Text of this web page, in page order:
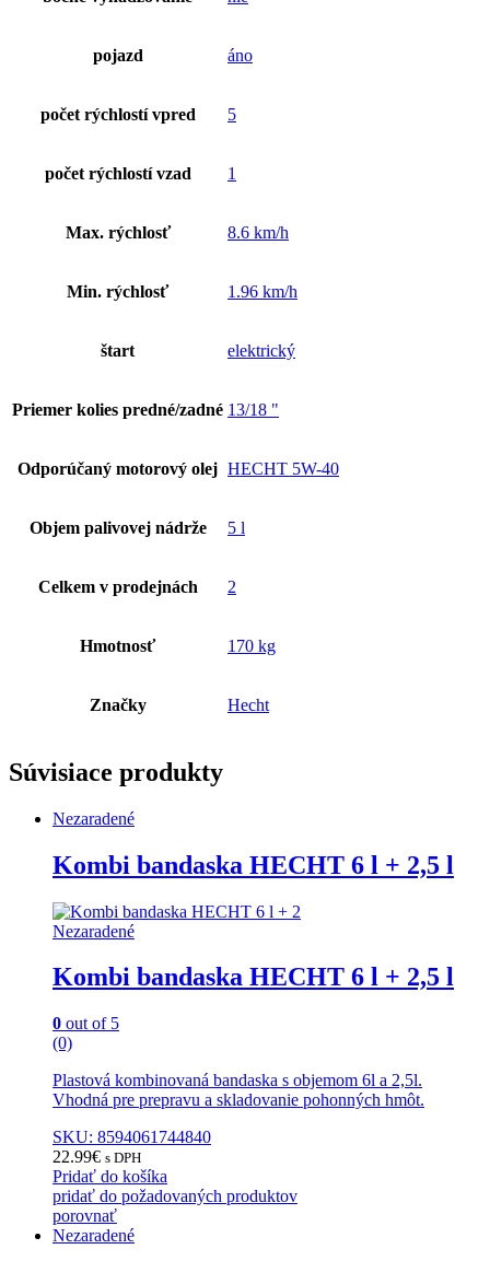
pojazd áno
počet rýchlostí vpred 5
počet rýchlostí vzad 1
Max. rýchlosť 8.6 km/h
Min. rýchlosť 1.96 km/h
štart elektrický
Priemer kolies predné/zadné 13/18 "
Odporúčaný motorový olej HECHT 5W-40
Objem palivovej nádrže 5 l
Celkem v prodejnách 2
Hmotnosť 170 kg
Značky Hecht
Súvisiace produkty
Nezaradené
Kombi bandaska HECHT 6 l + 2,5 l
Nezaradené
Kombi bandaska HECHT 6 l + 2,5 l
0 out of 5
(0)
Plastová kombinovaná bandaska s objemom 6l a 2,5l.
Vhodná pre prepravu a skladovanie pohonných hmôt.
SKU: 8594061744840
22.99€ s DPH
Pridať do košíka
pridať do požadovaných produktov
porovnať
Nezaradené